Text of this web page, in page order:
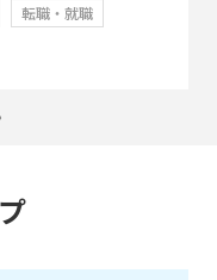
転職・就職